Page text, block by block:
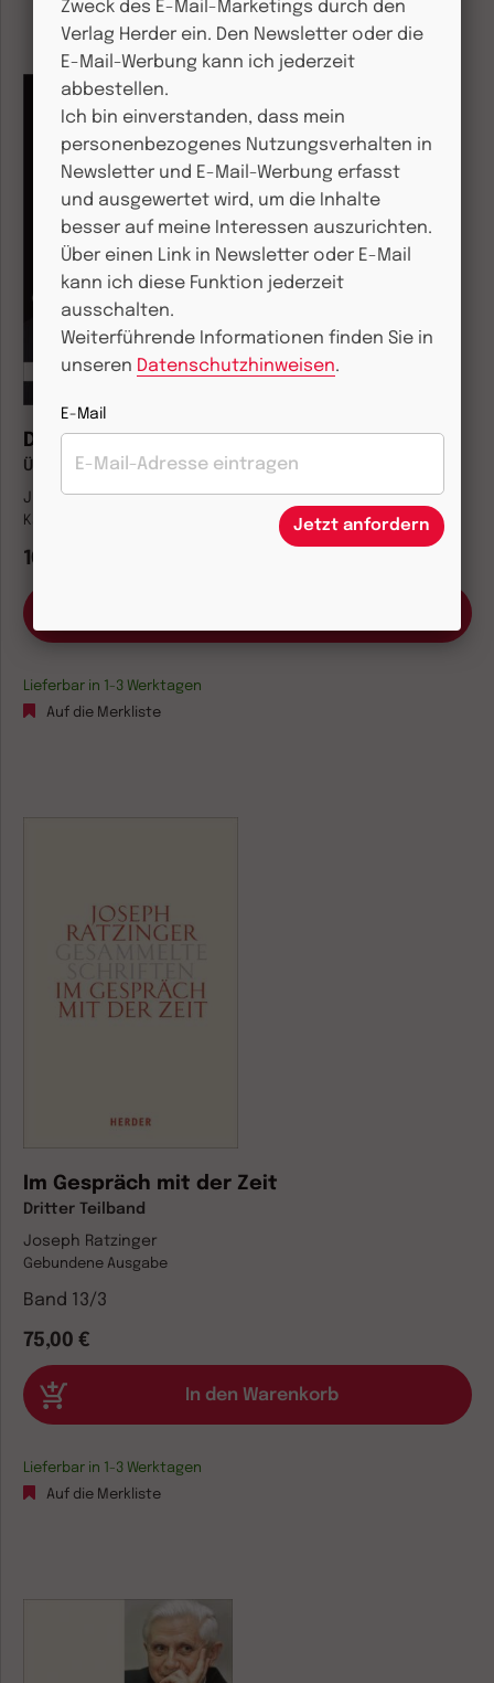
Dialektik der Säkularisierung
Über Vernunft und Religion
Jürgen Habermas, Joseph Ratzinger
Kartonierte Ausgabe
10,00 €
Lieferbar in 1-3 Werktagen
Auf die Merkliste
Im Gespräch mit der Zeit
Dritter Teilband
Joseph Ratzinger
Gebundene Ausgabe
Band 13/3
75,00 €
Lieferbar in 1-3 Werktagen
Auf die Merkliste
Zweck des E-Mail-Marketings durch den
Verlag Herder ein. Den Newsletter oder die
E-Mail-Werbung kann ich jederzeit
abbestellen.
Ich bin einverstanden, dass mein
personenbezogenes Nutzungsverhalten in
Newsletter und E-Mail-Werbung erfasst
und ausgewertet wird, um die Inhalte
besser auf meine Interessen auszurichten.
Über einen Link in Newsletter oder E-Mail
kann ich diese Funktion jederzeit
ausschalten.
Weiterführende Informationen finden Sie in
unseren Datenschutzhinweisen.
E-Mail
Jetzt anfordern